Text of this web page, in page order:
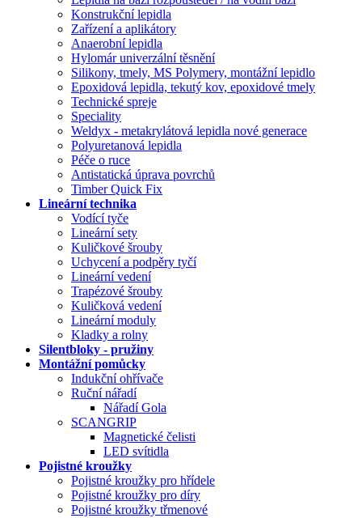
Konstrukční lepidla
Zařízení a aplikátory
Anaerobní lepidla
Hylomár univerzální těsnění
Silikony, tmely, MS Polymery, montážní lepidlo
Epoxidová lepidla, tekutý kov, epoxidové tmely
Technické spreje
Speciality
Weldyx - metakrylátová lepidla nové generace
Polyuretanová lepidla
Péče o ruce
Antistatická úprava povrchů
Timber Quick Fix
Lineární technika
Vodící tyče
Lineární sety
Kuličkové šrouby
Uchycení a podpěry tyčí
Lineární vedení
Trapézové šrouby
Kuličková vedení
Lineární moduly
Kladky a rolny
Silentbloky - pružiny
Montážní pomůcky
Indukční ohřívače
Ruční nářadí
Nářadí Gola
SCANGRIP
Magnetické čelisti
LED svítidla
Pojistné kroužky
Pojistné kroužky pro hřídele
Pojistné kroužky pro díry
Pojistné kroužky třmenové